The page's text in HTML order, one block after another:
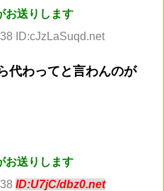
お送りします
ID:cJzLaSuqd.net
代わってと言わんのが
お送りします
ID:U7jC/dbz0.net